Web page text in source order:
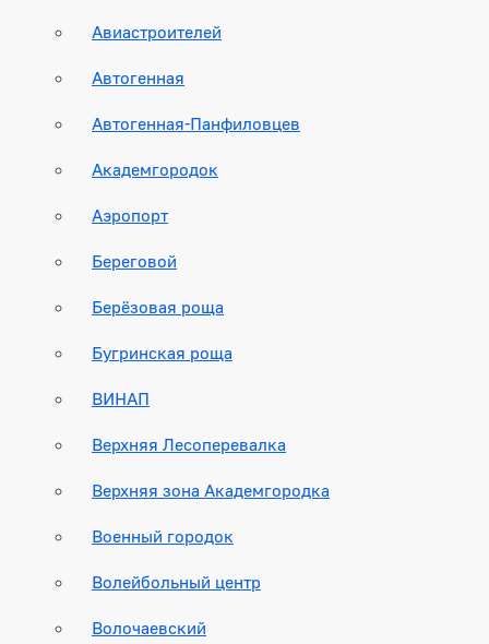
Авиастроителей
Автогенная
Автогенная-Панфиловцев
Академгородок
Аэропорт
Береговой
Берёзовая роща
Бугринская роща
ВИНАП
Верхняя Лесоперевалка
Верхняя зона Академгородка
Военный городок
Волейбольный центр
Волочаевский